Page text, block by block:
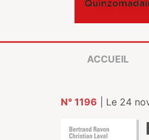
ACCUEIL
N° 1196 | Le 24